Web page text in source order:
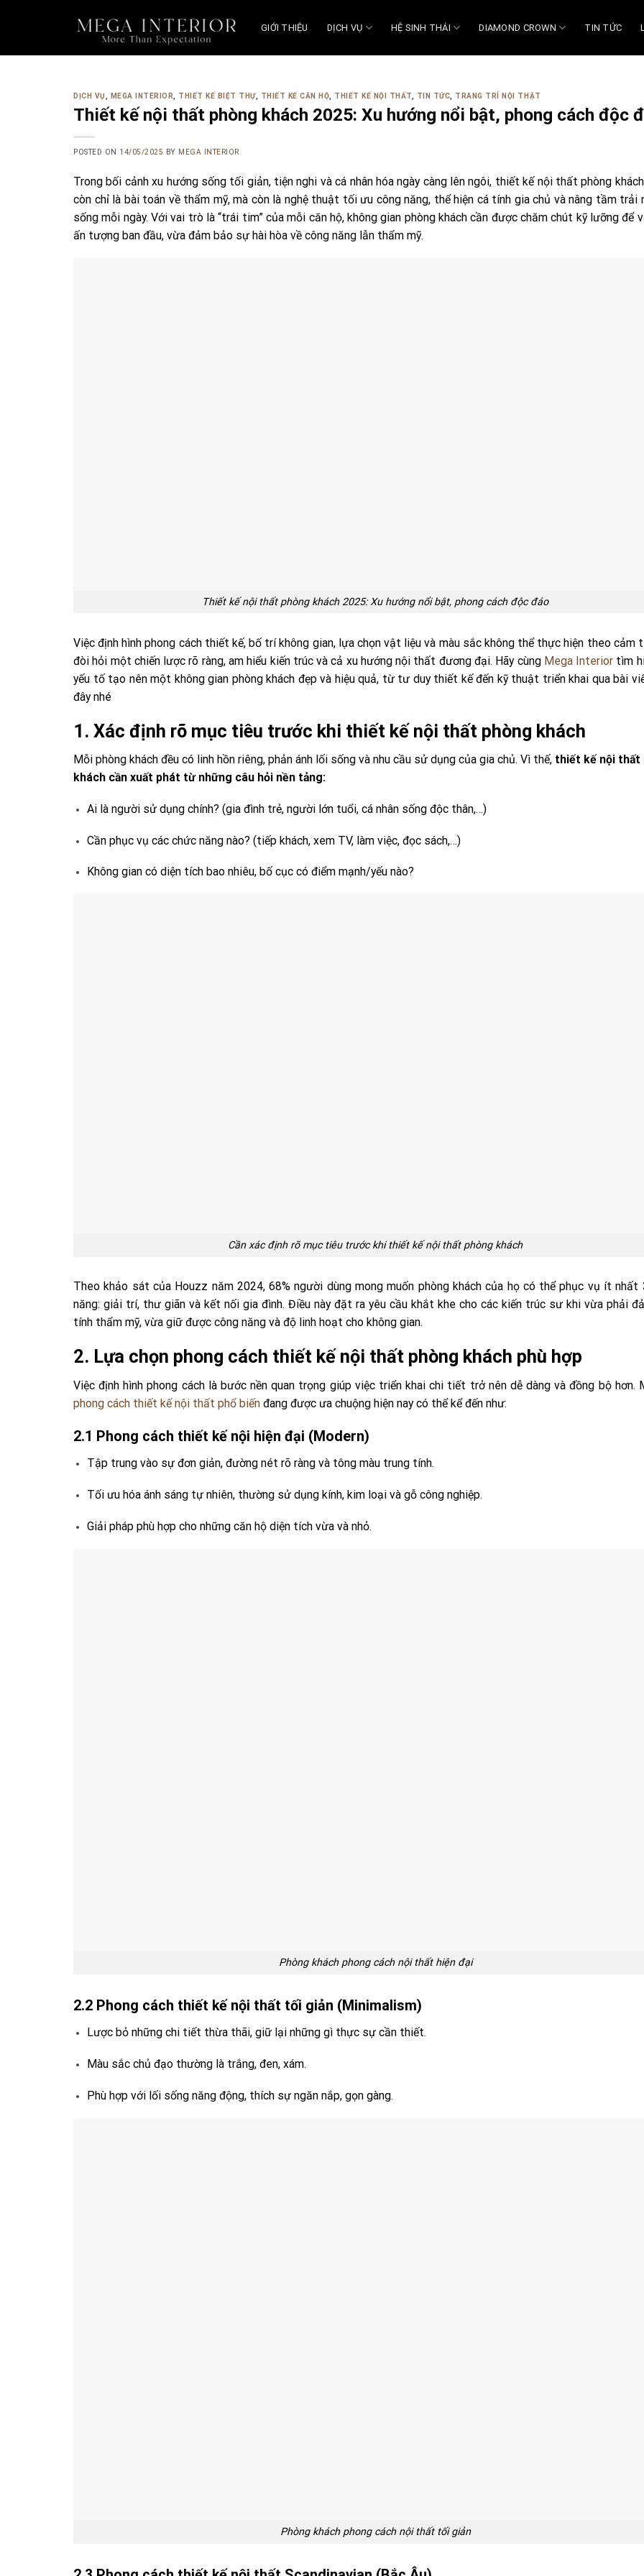
GIỚI THIỆU DỊCH VỤ HỆ SINH THÁI DIAMOND CROWN TIN TỨC
DỊCH VỤ MEGA INTERIOR THIẾT KẾ BIỆT THỰ, THIẾT KẾ CĂN HỘ THIẾT KẾ NỘI THẤT TIN TỨC TRANG TRÍ NỘI THẬT
Thiết kế nội thất phòng khách 2025: Xu hướng nổi bật, phong cách độc
POSTED ON 14/05/2025 BY MEGA INTERIOR
Trong bối cảnh xu hướng sống tối giản, tiện nghi và cá nhân hóa ngày càng lên ngôi, thiết kế nội thất phòng
còn chỉ là bài toán về thẩm mỹ, mà còn là nghệ thuật tối ưu công năng, thể hiện cá tính gia chủ và nâng tầm trải
sống mỗi ngày. Với vai trò là “trái tim” của mỗi căn hộ, không gian phòng khách cần được chăm chút kỹ lưỡng để
ấn tượng ban đầu, vừa đảm bảo sự hài hòa về công năng lẫn thẩm mỹ.
Thiết kế nội thất phòng khách 2025: Xu hướng nổi bật, phong cách độc đáo
Việc định hình phong cách thiết kế, bố trí không gian, lựa chọn vật liệu và màu sắc không thể thực hiện theo cảm
đòi hỏi một chiến lược rõ ràng, am hiểu kiến trúc và cả xu hướng nội thất đương đại. Hãy cùng Mega Interior tìm
yếu tố tạo nên một không gian phòng khách đẹp và hiệu quả, từ tư duy thiết kế đến kỹ thuật triển khai qua bài
đây nhé
1. Xác định rõ mục tiêu trước khi thiết kế nội thất phòng khách
Mỗi phòng khách đều có linh hồn riêng, phản ánh lối sống và nhu cầu sử dụng của gia chủ. Vì thế, thiết kế nội thất
khách cần xuất phát từ những câu hỏi nền tảng:
Ai là người sử dụng chính? (gia đình trẻ, người lớn tuổi, cá nhân sống độc thân,…)
Cần phục vụ các chức năng nào? (tiếp khách, xem TV, làm việc, đọc sách,…)
Không gian có diện tích bao nhiêu, bố cục có điểm mạnh/yếu nào?
Cần xác định rõ mục tiêu trước khi thiết kế nội thất phòng khách
Theo khảo sát của Houzz năm 2024, 68% người dùng mong muốn phòng khách của họ có thể phục vụ ít nhất
năng: giải trí, thư giãn và kết nối gia đình. Điều này đặt ra yêu cầu khắt khe cho các kiến trúc sư khi vừa phải
tính thẩm mỹ, vừa giữ được công năng và độ linh hoạt cho không gian.
2. Lựa chọn phong cách thiết kế nội thất phòng khách phù hợp
Việc định hình phong cách là bước nền quan trọng giúp việc triển khai chi tiết trở nên dễ dàng và đồng bộ hơn.
phong cách thiết kế nội thất phổ biến đang được ưa chuộng hiện nay có thể kể đến như:
2.1 Phong cách thiết kế nội hiện đại (Modern)
Tập trung vào sự đơn giản, đường nét rõ ràng và tông màu trung tính.
Tối ưu hóa ánh sáng tự nhiên, thường sử dụng kính, kim loại và gỗ công nghiệp.
Giải pháp phù hợp cho những căn hộ diện tích vừa và nhỏ.
Phòng khách phong cách nội thất hiện đại
2.2 Phong cách thiết kế nội thất tối giản (Minimalism)
Lược bỏ những chi tiết thừa thãi, giữ lại những gì thực sự cần thiết.
Màu sắc chủ đạo thường là trắng, đen, xám.
Phù hợp với lối sống năng động, thích sự ngăn nắp, gọn gàng.
Phòng khách phong cách nội thất tối giản